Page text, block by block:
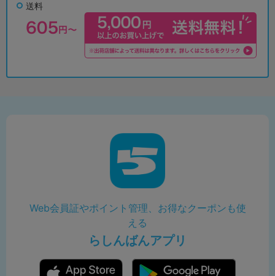
送料
Web会員証やポイント管理、お得なクーポンも使
える
らしんばんアプリ